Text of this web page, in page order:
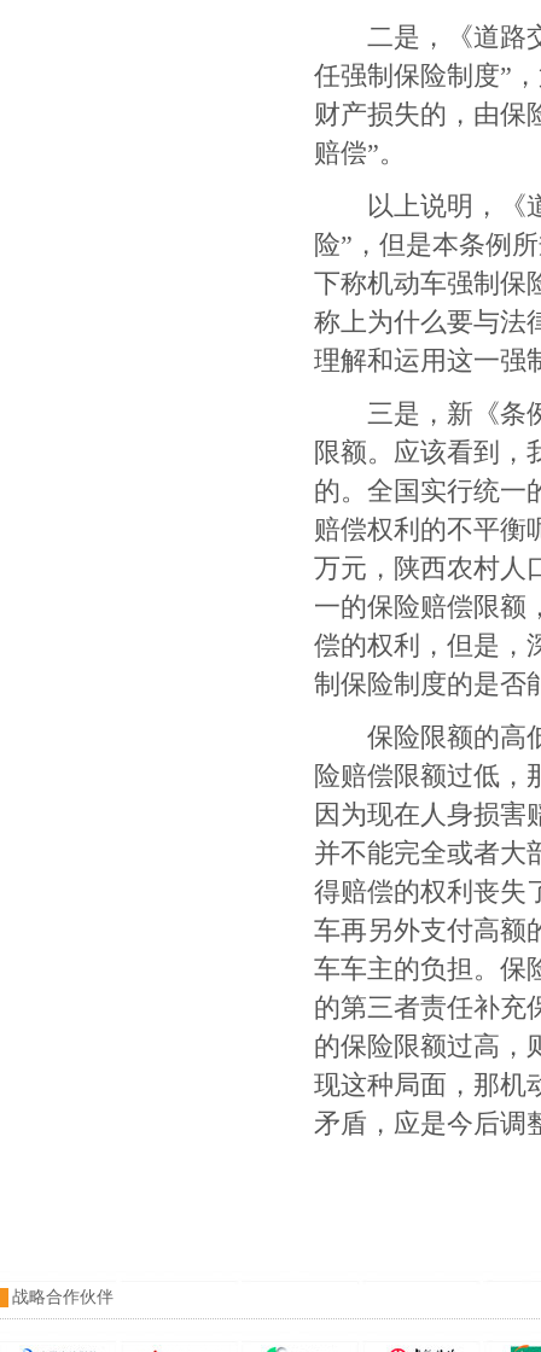
二是，《道路交
任强制保险制度”
财产损失的，由保
赔偿”。
以上说明，《道
险” ，但是本条例
下称机动车强制保
称上为什么要与法
理解和运用这一强
三是，新《条例
限额。应该看到，
的。全国实行统一
赔偿权利的不平衡
万元，陕西农村人
一的保险赔偿限额
偿的权利，但是，
制保险制度的是否
保险限额的高低
险赔偿限额过低，
因为现在人身损害
并不能完全或者大
得赔偿的权利丧失
车再另外支付高额
车车主的负担。保
的第三者责任补充
的保险限额过高，
现这种局面，那机
矛盾，应是今后调
战略合作伙伴